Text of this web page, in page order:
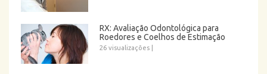
RX: Avaliação Odontológica para
Roedores e Coelhos de Estimação
26 visualizações